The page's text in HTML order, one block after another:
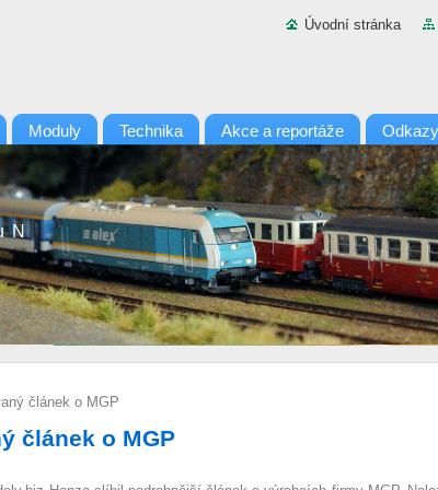
Úvodní stránka
Moduly Technika Akce a reportáže Odkazy
N
článek o MGP
článek o MGP